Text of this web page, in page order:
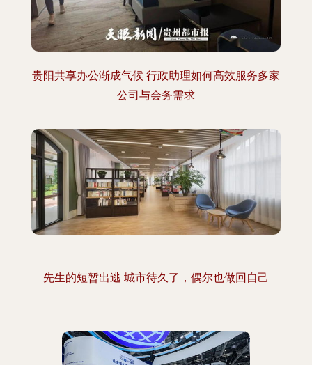
贵阳共享办公渐成气候 行政助理如何高效服务多家
公司与会务需求
先生的短暂出逃 城市待久了，偶尔也做回自己